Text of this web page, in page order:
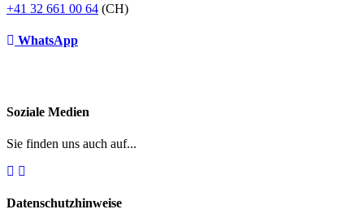
+41 32 661 00 64 (CH)
WhatsApp
Soziale Medien
Sie finden uns auch auf...
Datenschutzhinweise